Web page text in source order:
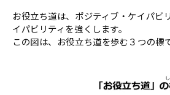
お役立ち道は、ポジティブ・ケイパビ
イパビリティを強くします。
この図は、お役立ち道を歩む３つの標で